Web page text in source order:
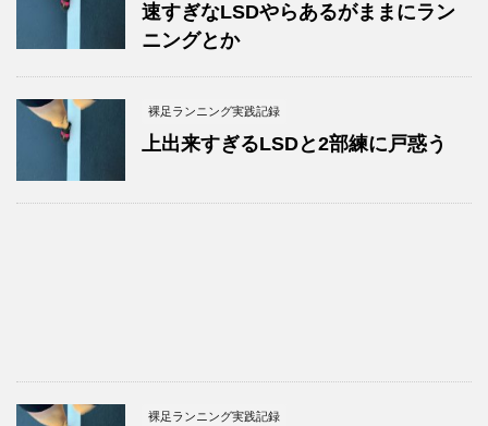
速すぎなLSDやらあるがままにラン
ニングとか
裸足ランニング実践記録
上出来すぎるLSDと2部練に戸惑う
裸足ランニング実践記録